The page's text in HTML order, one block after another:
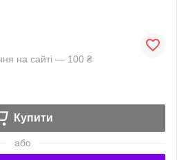
на сайті — 100 ₴
Купити
або